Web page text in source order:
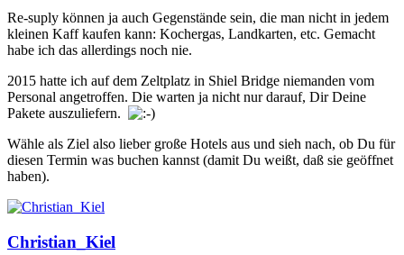
Re-suply können ja auch Gegenstände sein, die man nicht in jedem
kleinen Kaff kaufen kann: Kochergas, Landkarten, etc. Gemacht
habe ich das allerdings noch nie.
2015 hatte ich auf dem Zeltplatz in Shiel Bridge niemanden vom
Personal angetroffen. Die warten ja nicht nur darauf, Dir Deine
Pakete auszuliefern.
Wähle als Ziel also lieber große Hotels aus und sieh nach, ob Du für
diesen Termin was buchen kannst (damit Du weißt, daß sie geöffnet
haben).
Christian_Kiel